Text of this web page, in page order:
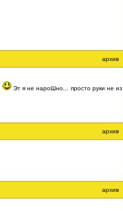
архив
Эт я не нароШно... просто руки не из
архив
архив